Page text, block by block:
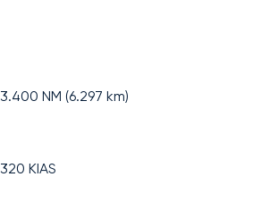
3.400 NM (6.297 km)
320 KIAS